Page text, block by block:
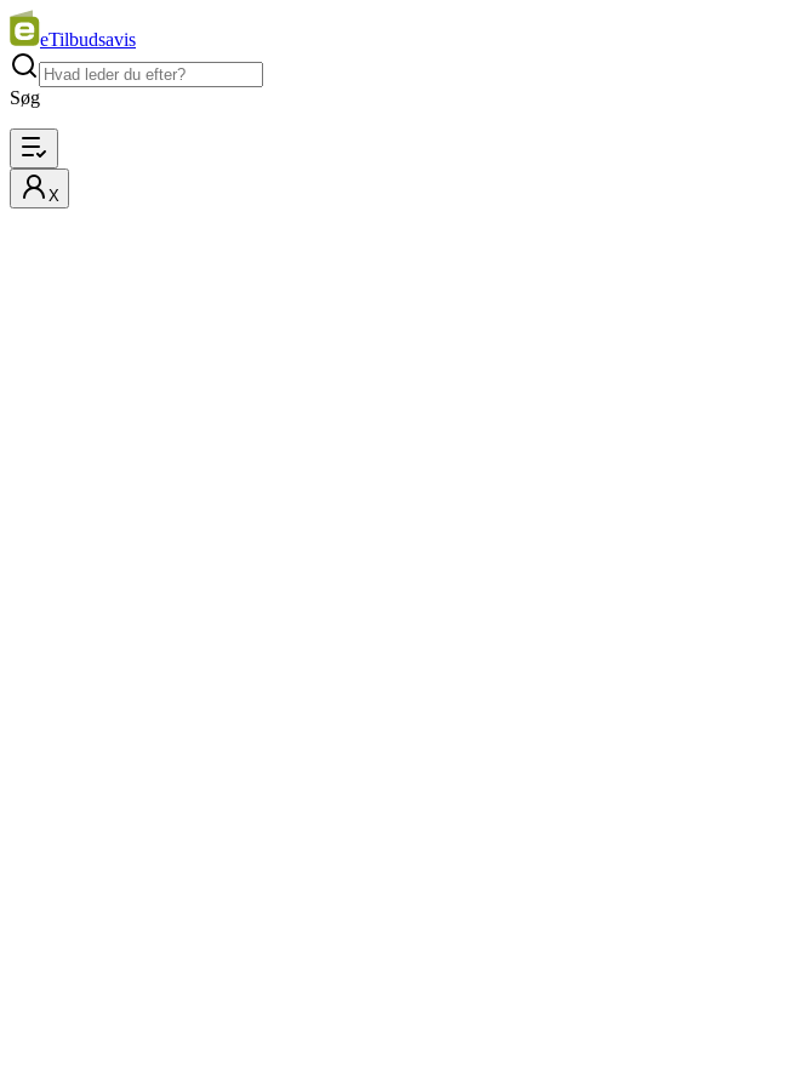
eTilbudsavis
Søg
X